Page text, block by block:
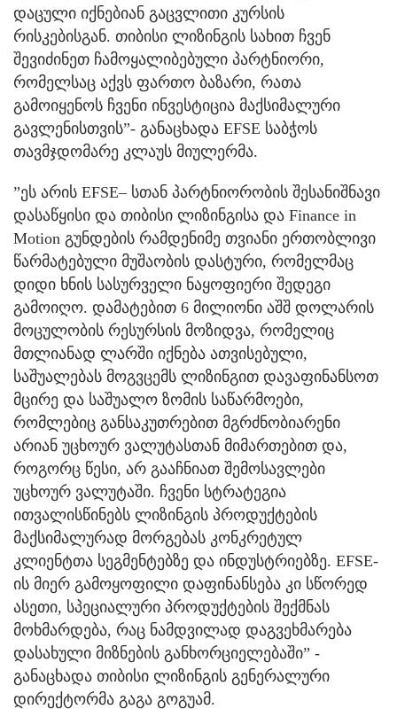
დაცული იქნებიან გაცვლითი კურსის
რისკებისგან. თიბისი ლიზინგის სახით ჩვენ
შევიძინეთ ჩამოყალიბებული პარტნიორი,
რომელსაც აქვს ფართო ბაზარი, რათა
გამოიყენოს ჩვენი ინვესტიცია მაქსიმალური
გავლენისთვის”- განაცხადა EFSE საბჭოს
თავმჯდომარე კლაუს მიულერმა.
”ეს არის EFSE– სთან პარტნიორობის შესანიშნავი
დასაწყისი და თიბისი ლიზინგისა და Finance in
Motion გუნდების რამდენიმე თვიანი ერთობლივი
წარმატებული მუშაობის დასტური, რომელმაც
დიდი ხნის სასურველი ნაყოფიერი შედეგი
გამოიღო. დამატებით 6 მილიონი აშშ დოლარის
მოცულობის რესურსის მოზიდვა, რომელიც
მთლიანად ლარში იქნება ათვისებული,
საშუალებას მოგვცემს ლიზინგით დავაფინანსოთ
მცირე და საშუალო ზომის საწარმოები,
რომლებიც განსაკუთრებით მგრძნობიარენი
არიან უცხოურ ვალუტასთან მიმართებით და,
როგორც წესი, არ გააჩნიათ შემოსავლები
უცხოურ ვალუტაში. ჩვენი სტრატეგია
ითვალისწინებს ლიზინგის პროდუქტების
მაქსიმალურად მორგებას კონკრეტულ
კლიენტთა სეგმენტებზე და ინდუსტრიებზე. EFSE-
ის მიერ გამოყოფილი დაფინანსება კი სწორედ
ასეთი, სპეციალური პროდუქტების შექმნას
მოხმარდება, რაც ნამდვილად დაგვეხმარება
დასახული მიზნების განხორციელებაში” -
განაცხადა თიბისი ლიზინგის გენერალური
დირექტორმა გაგა გოგუამ.